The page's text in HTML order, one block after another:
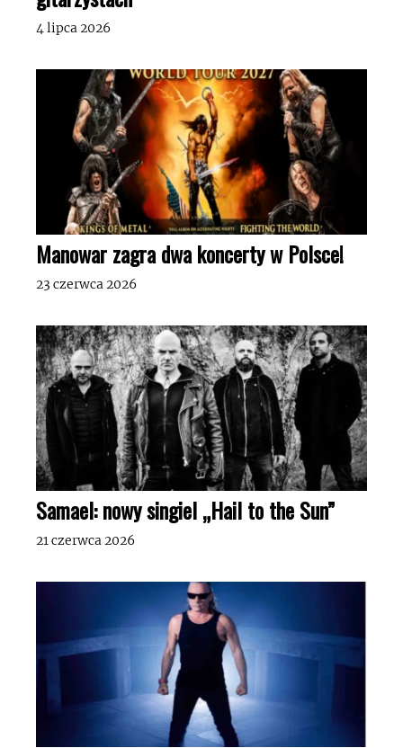
4 lipca 2026
Manowar zagra dwa koncerty w Polsce!
23 czerwca 2026
Samael: nowy singiel „Hail to the Sun”
21 czerwca 2026